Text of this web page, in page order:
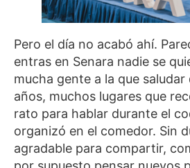
Pero el día no acabó ahí.
entras en Senara nadie se
mucha gente a la que
años, muchos lugares que
rato para hablar durante el
organizó en el comedor. Sin
agradable para compartir,